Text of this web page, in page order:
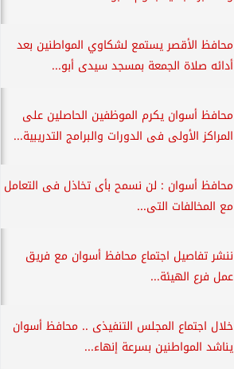
محافظ الأقصر يستمع لشكاوي المواطنين بعد
أدائه صلاة الجمعة بمسجد سيدى أبو...
محافظ أسوان يكرم الموظفين الحاصلين على
المراكز الأولى فى الدورات والبرامج التدريبية...
محافظ أسوان : لن نسمح بأى تخاذل فى التعامل
مع المخالفات التى...
ننشر تفاصيل اجتماع محافظ أسوان مع فريق
عمل فرع الهيئة...
خلال اجتماع المجلس التنفيذى .. محافظ أسوان
يناشد المواطنين بسرعة إنهاء...